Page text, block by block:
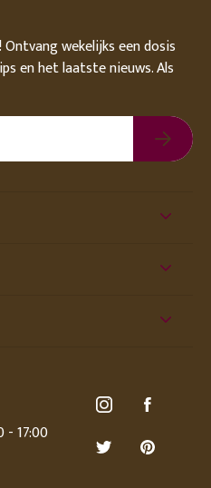
wekelijks een dosis
en het laatste nieuws. Als
- 17:00